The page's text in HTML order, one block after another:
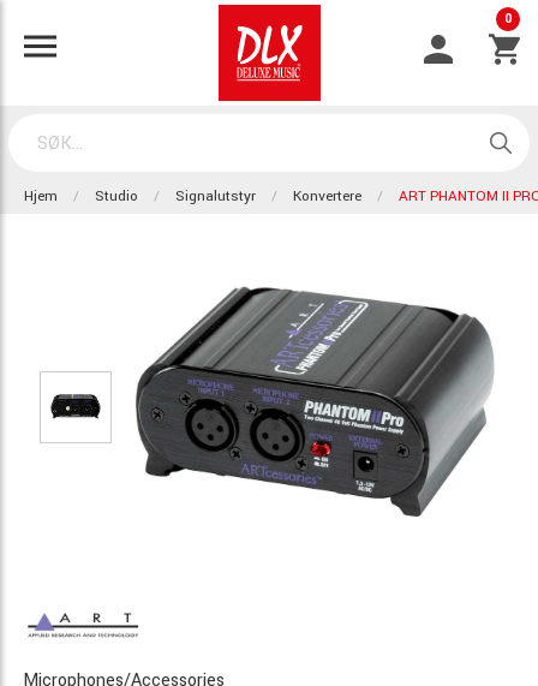
0
Hjem Studio Signalutstyr Konvertere ART PHANTOM II
Microphones/Accessories